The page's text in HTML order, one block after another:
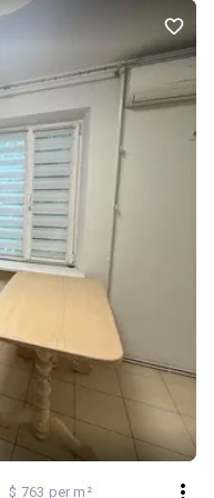
ліфтом. Меблі та
Санвузол суміжний.
У пішій
аптеки, школи, дитячі
банківські
що потрібно для
будинком. Не
вже сьогодні та
саме ця квартира стане
новий щасливий етап
$ 763 per m²